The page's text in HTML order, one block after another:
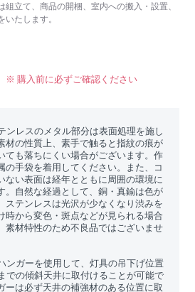
組立て、商品の開梱、室内への搬入・設置、
いたします。
※ 購入前に必ずご確認ください
ンレスのメタル部分は表面処理を施し
材の性質上、素手で触ると指紋の痕が
ても落ちにくい場合がございます。作
の手袋を着用してください。また、コ
ない表面は経年とともに周囲の環境に
。自然な経過として、銅・真鍮は色が
ステンレスは光沢が少なくなり渋みを
時から変色・斑点などが見られる場合
素材特性のため不良品ではございませ
ンガーを使用して、灯具の吊下げ位置
での傾斜天井に取付けることが可能で
ーは必ず天井の補強材のある位置に取